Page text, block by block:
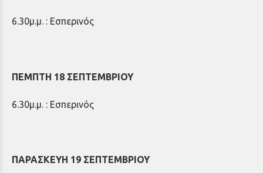
6.30μ.μ. : Εσπερινός
ΠΕΜΠΤΗ 18 ΣΕΠΤΕΜΒΡΙΟΥ
6.30μ.μ. : Εσπερινός
ΠΑΡΑΣΚΕΥΗ 19 ΣΕΠΤΕΜΒΡΙΟΥ